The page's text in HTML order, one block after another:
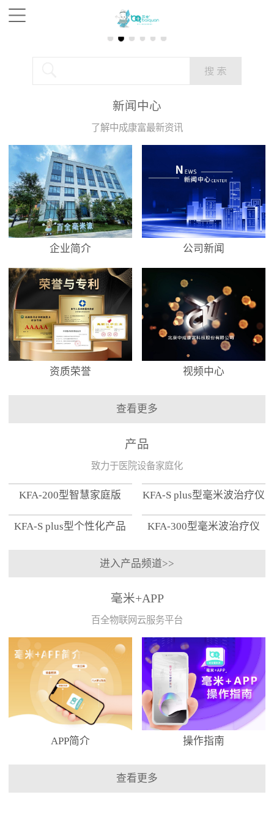
新闻中心
了解中成康富最新资讯
企业简介 公司新闻
资质荣誉 视频中心
查看更多
产品
致力于医院设备家庭化
KFA-200型智慧家庭版 KFA-S plus型毫米波治疗仪
KFA-S plus型个性化产品
KFA-300型毫米波治疗仪
进入产品频道>>
毫米+APP
百全物联网云服务平台
APP简介 操作指南
查看更多